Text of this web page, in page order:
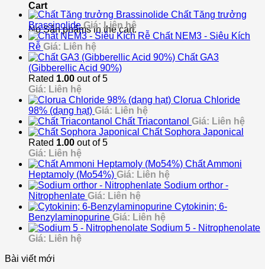
Cart
No Sản phẩms in the cart.
Chất Tăng trưởng
Brassinolide Giá: Liên hệ
Chất NEM3 - Siêu Kích
Rễ Giá: Liên hệ
Chất GA3
(Gibberellic Acid 90%)
Rated 1.00 out of 5
Giá: Liên hệ
Clorua Chloride
98% (dạng hạt) Giá: Liên hệ
Chất Triacontanol Giá: Liên hệ
Chất Sophora Japonical
Rated 1.00 out of 5
Giá: Liên hệ
Chất Ammoni
Heptamoly (Mo54%) Giá: Liên hệ
Sodium orthor -
Nitrophenlate Giá: Liên hệ
Cytokinin; 6-
Benzylaminopurine Giá: Liên hệ
Sodium 5 - Nitrophenolate
Giá: Liên hệ
Bài viết mới